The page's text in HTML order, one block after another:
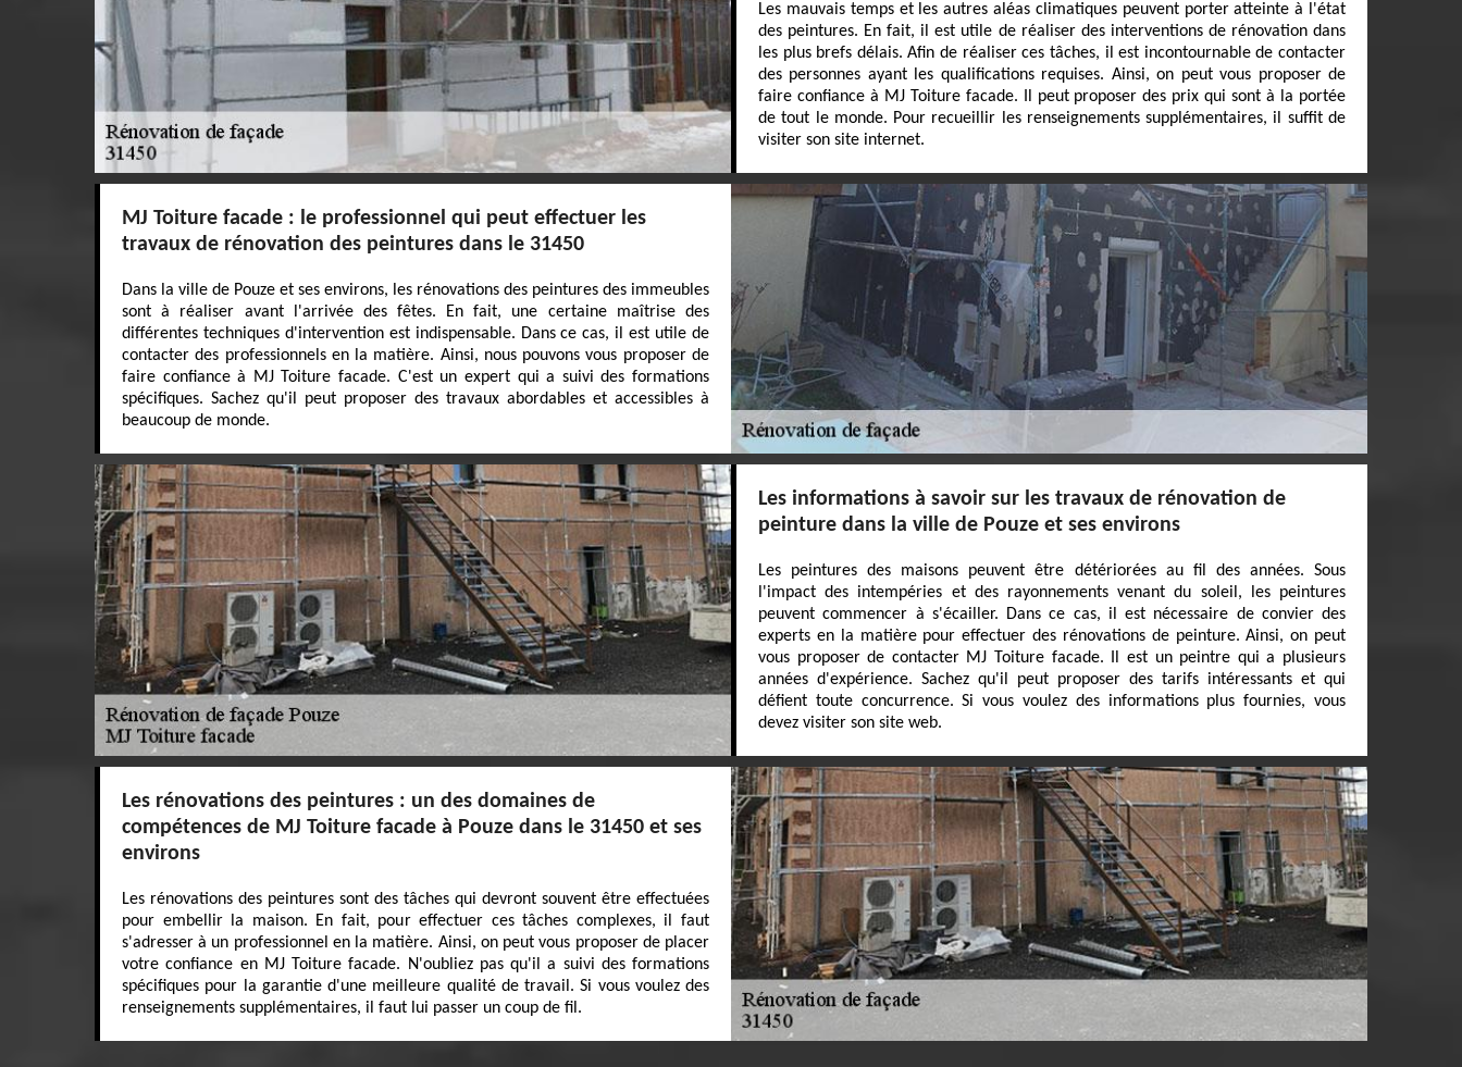
Les mauvais temps et les autres aléas climatiques peuvent porter atteinte à l'état
des peintures. En fait, il est utile de réaliser des interventions de rénovation dans
les plus brefs délais. Afin de réaliser ces tâches, il est incontournable de contacter
des personnes ayant les qualifications requises. Ainsi, on peut vous proposer de
faire confiance à MJ Toiture facade. Il peut proposer des prix qui sont à la portée
de tout le monde. Pour recueillir les renseignements supplémentaires, il suffit de
visiter son site internet.
MJ Toiture facade : le professionnel qui peut effectuer les
travaux de rénovation des peintures dans le 31450
Dans la ville de Pouze et ses environs, les rénovations des peintures des immeubles
sont à réaliser avant l'arrivée des fêtes. En fait, une certaine maîtrise des
différentes techniques d'intervention est indispensable. Dans ce cas, il est utile de
contacter des professionnels en la matière. Ainsi, nous pouvons vous proposer de
faire confiance à MJ Toiture facade. C'est un expert qui a suivi des formations
spécifiques. Sachez qu'il peut proposer des travaux abordables et accessibles à
beaucoup de monde.
Les informations à savoir sur les travaux de rénovation de
peinture dans la ville de Pouze et ses environs
Les peintures des maisons peuvent être détériorées au fil des années. Sous
l'impact des intempéries et des rayonnements venant du soleil, les peintures
peuvent commencer à s'écailler. Dans ce cas, il est nécessaire de convier des
experts en la matière pour effectuer des rénovations de peinture. Ainsi, on peut
vous proposer de contacter MJ Toiture facade. Il est un peintre qui a plusieurs
années d'expérience. Sachez qu'il peut proposer des tarifs intéressants et qui
défient toute concurrence. Si vous voulez des informations plus fournies, vous
devez visiter son site web.
Les rénovations des peintures : un des domaines de
compétences de MJ Toiture facade à Pouze dans le 31450 et ses
environs
Les rénovations des peintures sont des tâches qui devront souvent être effectuées
pour embellir la maison. En fait, pour effectuer ces tâches complexes, il faut
s'adresser à un professionnel en la matière. Ainsi, on peut vous proposer de placer
votre confiance en MJ Toiture facade. N'oubliez pas qu'il a suivi des formations
spécifiques pour la garantie d'une meilleure qualité de travail. Si vous voulez des
renseignements supplémentaires, il faut lui passer un coup de fil.